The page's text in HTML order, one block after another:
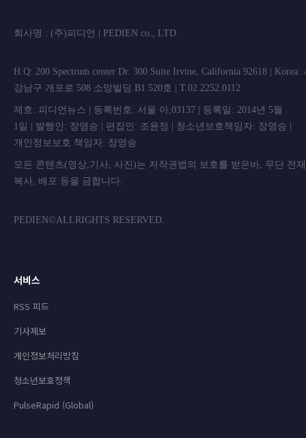
회사명 : (주)피디언 | PEDIEN co.,
H.Q: 200 Spectrum center Dr. 300 Suite Irvine, California 92618 | Korea:
강남구 개포로 508 소망빌딩 B1 520호 | T.02.2252.0112
제호: 피디언뉴스 | 등록번호: 서울 아,03137 | 등록일: 2014년 5월
1일 | 발행인: 장영승 | 편집인: 조윤정 | 청소년보호책임자: 장영승 |
개인정보보호 책임자: 장영승
모든 콘텐츠(영상,기사, 사진)는 저작권법의 보호를 받은바, 무단 전
복사, 배포 등을 금합니
PEDIEN©ALLRIGHTS RESERVED.
서비스
RSS 피드
기사제보
개인정보처리방침
청소년보호정책
PulseRapid (Global)